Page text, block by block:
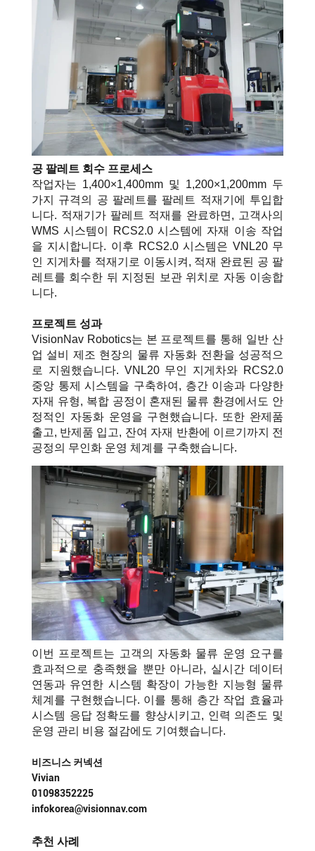
공 팔레트 회수 프로세스
작업자는 1,400×1,400mm 및 1,200×1,200mm 두
가지 규격의 공 팔레트를 팔레트 적재기에 투입합
니다. 적재기가 팔레트 적재를 완료하면, 고객사의
WMS 시스템이 RCS2.0 시스템에 자재 이송 작업
을 지시합니다. 이후 RCS2.0 시스템은 VNL20 무
인 지게차를 적재기로 이동시켜, 적재 완료된 공 팔
레트를 회수한 뒤 지정된 보관 위치로 자동 이송합
니다.
프로젝트 성과
VisionNav Robotics는 본 프로젝트를 통해 일반 산
업 설비 제조 현장의 물류 자동화 전환을 성공적으
로 지원했습니다. VNL20 무인 지게차와 RCS2.0
중앙 통제 시스템을 구축하여, 층간 이송과 다양한
자재 유형, 복합 공정이 혼재된 물류 환경에서도 안
정적인 자동화 운영을 구현했습니다. 또한 완제품
출고, 반제품 입고, 잔여 자재 반환에 이르기까지 전
공정의 무인화 운영 체계를 구축했습니다.
이번 프로젝트는 고객의 자동화 물류 운영 요구를
효과적으로 충족했을 뿐만 아니라, 실시간 데이터
연동과 유연한 시스템 확장이 가능한 지능형 물류
체계를 구현했습니다. 이를 통해 층간 작업 효율과
시스템 응답 정확도를 향상시키고, 인력 의존도 및
운영 관리 비용 절감에도 기여했습니다.
비즈니스 커넥션
Vivian
01098352225
infokorea@visionnav.com
추천 사례